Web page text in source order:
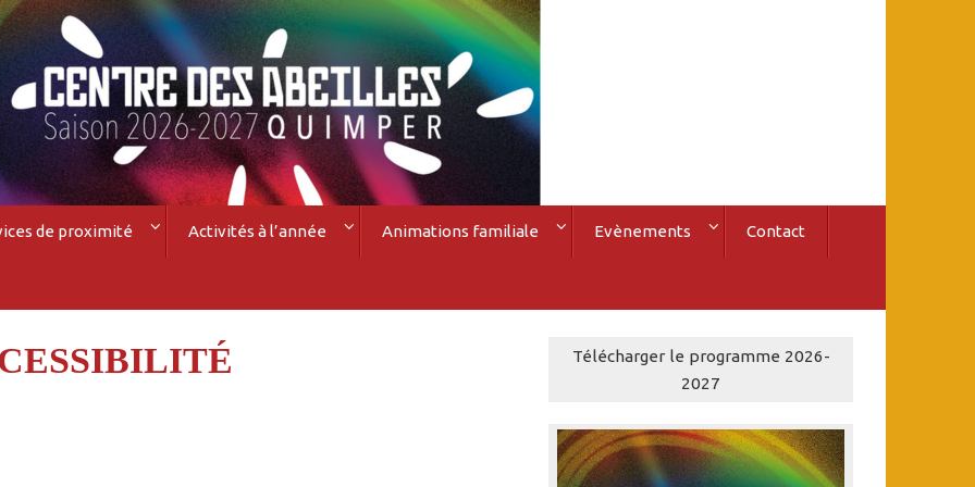
de proximité Activités à l’année Animations familiale Evènements Contact
Télécharger le programme 2026-
2027